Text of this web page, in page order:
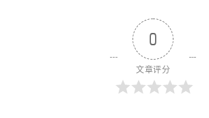
0
文章评分